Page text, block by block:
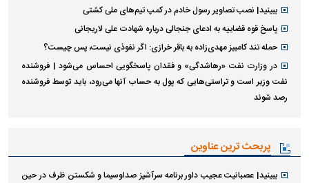
ببینید| نصب تصاویر رسول خادم در کمپ تیم‌های ملی کشتی
پاسخ قوه قضاییه به ادعای جنجالی درباره شهادت علی لاریجانی
حمله تند کامبیز مهدی‌زاده به باقر خرازی: اگر نفوذی نیست، پس چیست؟
در وزارت نفت «رهاشدگی» و فقدان پاسخگویی احساس می‌شود | فروشنده
نفت وزیر است و تراستی‌هایی که پول به حساب آنها می‌رود، باید توسط فروشنده
رصد شوند
پربحث ترین عناوین
ببینید| عصبانیت عجیب داور برنامه سرآشپز صداوسیما و شکستن ظرف در حین